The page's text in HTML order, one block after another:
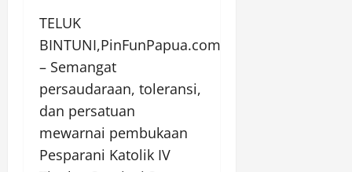
TELUK
BINTUNI,PinFunPapua.com
– Semangat
persaudaraan, toleransi,
dan persatuan
mewarnai pembukaan
Pesparani Katolik IV